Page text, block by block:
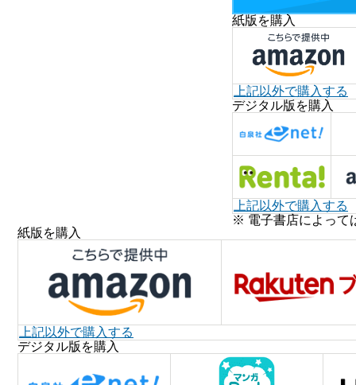
紙版を購入
上記以外で購入する
デジタル版を購入
上記以外で購入する
※ 電子書店によって
紙版を購入
上記以外で購入する
デジタル版を購入